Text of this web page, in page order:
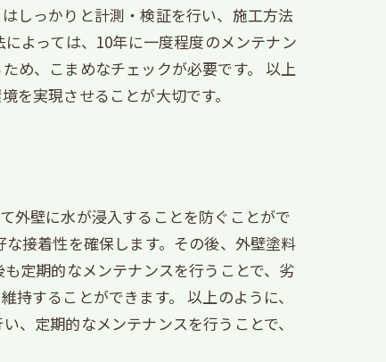
しっかりと計測・検証を行い、施工方法
よっては、10年に一度程度のメンテナン
め、こまめなチェックが必要です。 以上
を実現させることが大切です。
外壁に水が浸入することを防ぐことがで
接着性を確保します。その後、外壁塗料
定期的なメンテナンスを行うことで、劣
することができます。 以上のように、
、定期的なメンテナンスを行うことで、